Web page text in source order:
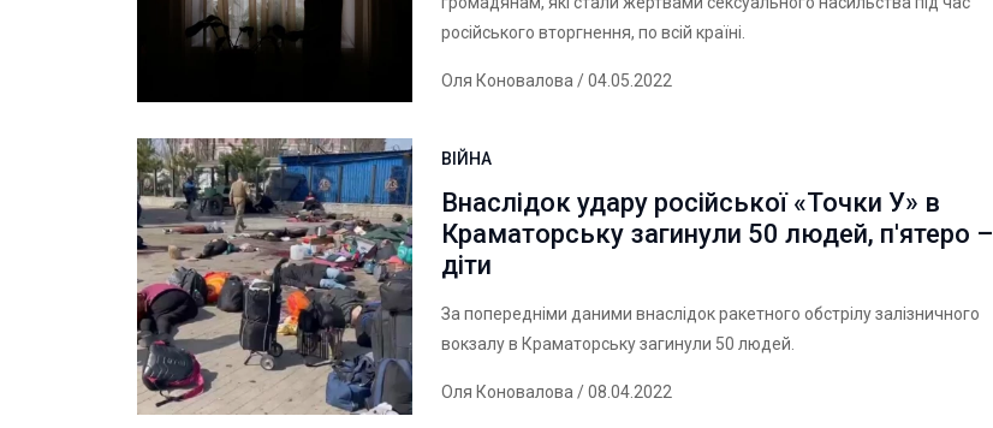
російського вторгнення, по всій країні.
Оля Коновалова / 04.05.2022
ВІЙНА
Внаслідок удару російської «Точки У» в
Краматорську загинули 50 людей, п'ятеро –
діти
За попередніми даними внаслідок ракетного обстрілу залізничного
вокзалу в Краматорську загинули 50 людей.
Оля Коновалова/ 08.04.2022